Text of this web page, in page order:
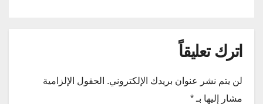
اترك تعليقاً
لن يتم نشر عنوان بريدك الإلكتروني. الحقول الإلزامية
مشار إليها بـ *